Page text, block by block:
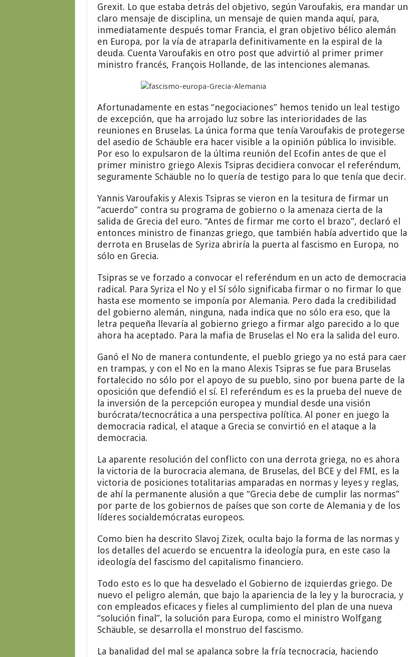
Grexit. Lo que estaba detrás del objetivo, según Varoufakis, era mandar un
claro mensaje de disciplina, un mensaje de quien manda aquí, para,
inmediatamente después tomar Francia, el gran objetivo bélico alemán
en Europa, por la vía de atraparla definitivamente en la espiral de la
deuda. Cuenta Varoufakis en otro post que advirtió al primer primer
ministro francés, François Hollande, de las intenciones alemanas.
Afortunadamente en estas “negociaciones” hemos tenido un leal testigo
de excepción, que ha arrojado luz sobre las interioridades de las
reuniones en Bruselas. La única forma que tenía Varoufakis de protegerse
del asedio de Schäuble era hacer visible a la opinión pública lo invisible.
Por eso lo expulsaron de la última reunión del Ecofin antes de que el
primer ministro griego Alexis Tsipras decidiera convocar el referéndum,
seguramente Schäuble no lo quería de testigo para lo que tenía que decir.
Yannis Varoufakis y Alexis Tsipras se vieron en la tesitura de firmar un
“acuerdo” contra su programa de gobierno o la amenaza cierta de la
salida de Grecia del euro. “Antes de firmar me corto el brazo”, declaró el
entonces ministro de finanzas griego, que también había advertido que la
derrota en Bruselas de Syriza abriría la puerta al fascismo en Europa, no
sólo en Grecia.
Tsipras se ve forzado a convocar el referéndum en un acto de democracia
radical. Para Syriza el No y el Sí sólo significaba firmar o no firmar lo que
hasta ese momento se imponía por Alemania. Pero dada la credibilidad
del gobierno alemán, ninguna, nada indica que no sólo era eso, que la
letra pequeña llevaría al gobierno griego a firmar algo parecido a lo que
ahora ha aceptado. Para la mafia de Bruselas el No era la salida del euro.
Ganó el No de manera contundente, el pueblo griego ya no está para caer
en trampas, y con el No en la mano Alexis Tsipras se fue para Bruselas
fortalecido no sólo por el apoyo de su pueblo, sino por buena parte de la
oposición que defendió el sí. El referéndum es es la prueba del nueve de
la inversión de la percepción europea y mundial desde una visión
burócrata/tecnocrática a una perspectiva política. Al poner en juego la
democracia radical, el ataque a Grecia se convirtió en el ataque a la
democracia.
La aparente resolución del conflicto con una derrota griega, no es ahora
la victoria de la burocracia alemana, de Bruselas, del BCE y del FMI, es la
victoria de posiciones totalitarias amparadas en normas y leyes y reglas,
de ahí la permanente alusión a que “Grecia debe de cumplir las normas”
por parte de los gobiernos de países que son corte de Alemania y de los
líderes socialdemócratas europeos.
Como bien ha descrito Slavoj Zizek, oculta bajo la forma de las normas y
los detalles del acuerdo se encuentra la ideología pura, en este caso la
ideología del fascismo del capitalismo financiero.
Todo esto es lo que ha desvelado el Gobierno de izquierdas griego. De
nuevo el peligro alemán, que bajo la apariencia de la ley y la burocracia, y
con empleados eficaces y fieles al cumplimiento del plan de una nueva
“solución final”, la solución para Europa, como el ministro Wolfgang
Schäuble, se desarrolla el monstruo del fascismo.
La banalidad del mal se apalanca sobre la fría tecnocracia, haciendo